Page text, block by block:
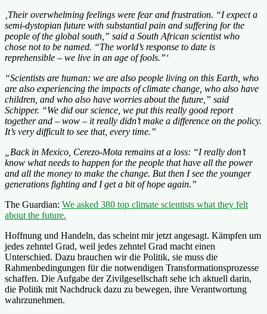
‚Their overwhelming feelings were fear and frustration. “I expect a
semi-dystopian future with substantial pain and suffering for the
people of the global south,” said a South African scientist who
chose not to be named. “The world’s response to date is
reprehensible – we live in an age of fools.”‘
“Scientists are human: we are also people living on this Earth, who
are also experiencing the impacts of climate change, who also have
children, and who also have worries about the future,” said
Schipper. “We did our science, we put this really good report
together and – wow – it really didn’t make a difference on the policy.
It’s very difficult to see that, every time.”
„Back in Mexico, Cerezo-Mota remains at a loss: “I really don’t
know what needs to happen for the people that have all the power
and all the money to make the change. But then I see the younger
generations fighting and I get a bit of hope again.”
The Guardian: We asked 380 top climate scientists what they felt
about the future.
Hoffnung und Handeln, das scheint mir jetzt angesagt. Kämpfen um
jedes zehntel Grad, weil jedes zehntel Grad macht einen
Unterschied. Dazu brauchen wir die Politik, sie muss die
Rahmenbedingungen für die notwendigen Transformationsprozesse
schaffen. Die Aufgabe der Zivilgesellschaft sehe ich aktuell darin,
die Politik mit Nachdruck dazu zu bewegen, ihre Verantwortung
wahrzunehmen.